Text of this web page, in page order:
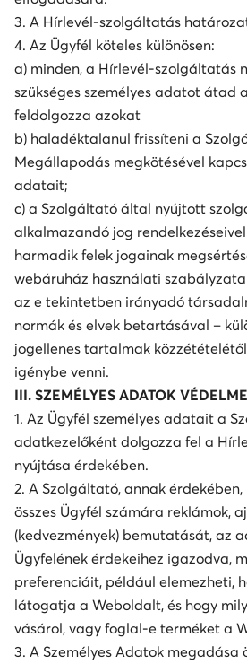
3. A Hírlevél-szolgáltatás
4. Az Ügyfél köteles különösen:
a) minden, a Hírlevél-szolgáltatás
szükséges személyes adatot átad
feldolgozza azokat
b) haladéktalanul frissíteni a
Megállapodás megkötésével
adatait;
c) a Szolgáltató által nyújtott
alkalmazandó jog
harmadik felek jogainak
webáruház használati
az e tekintetben irányadó
normák és elvek betartásával –
jogellenes tartalmak
igénybe venni.
III. SZEMÉLYES ADATOK VÉDELME
1. Az Ügyfél személyes adatait a
adatkezelőként dolgozza fel a
nyújtása érdekében.
2. A Szolgáltató, annak
összes Ügyfél számára reklámok,
(kedvezmények) bemutatását, az
Ügyfelének érdekeihez igazodva,
preferenciáit, például elemezheti,
látogatja a Weboldalt, és hogy
vásárol, vagy foglal-e terméket a
3. A Személyes Adatok megadása